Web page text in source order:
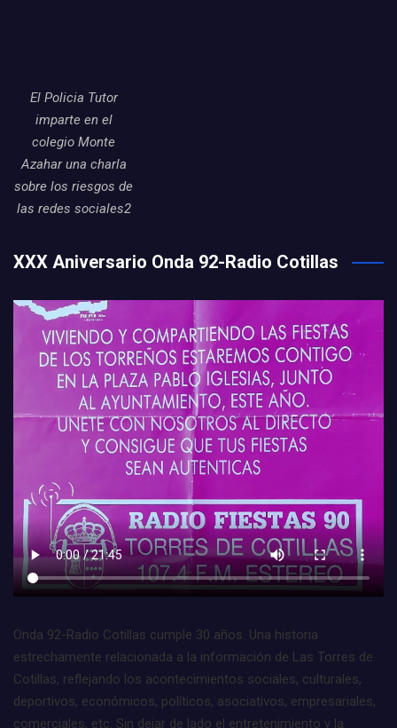
El Policia Tutor
imparte en el
colegio Monte
Azahar una charla
sobre los riesgos de
las redes sociales2
XXX Aniversario Onda 92-Radio Cotillas
Onda 92-Radio Cotillas cumple 30 años. Una historia
estrechamente relacionada a la información de Las Torres de
Cotillas, reflejando los acontecimientos sociales, culturales,
deportivos, económicos, políticos, asociativos, empresariales,
comerciales, etc. Sin dejar de lado el entretenimiento y la